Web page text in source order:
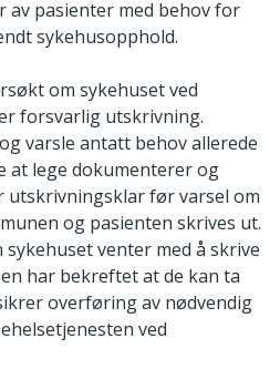
av pasienter med behov for
sykehusopphold.
om sykehuset ved
forsvarlig utskrivning.
varsle antatt behov allerede
at lege dokumenterer og
utskrivningsklar før varsel om
og pasienten skrives ut.
venter med å skrive
har bekreftet at de kan ta
overføring av nødvendig
ved